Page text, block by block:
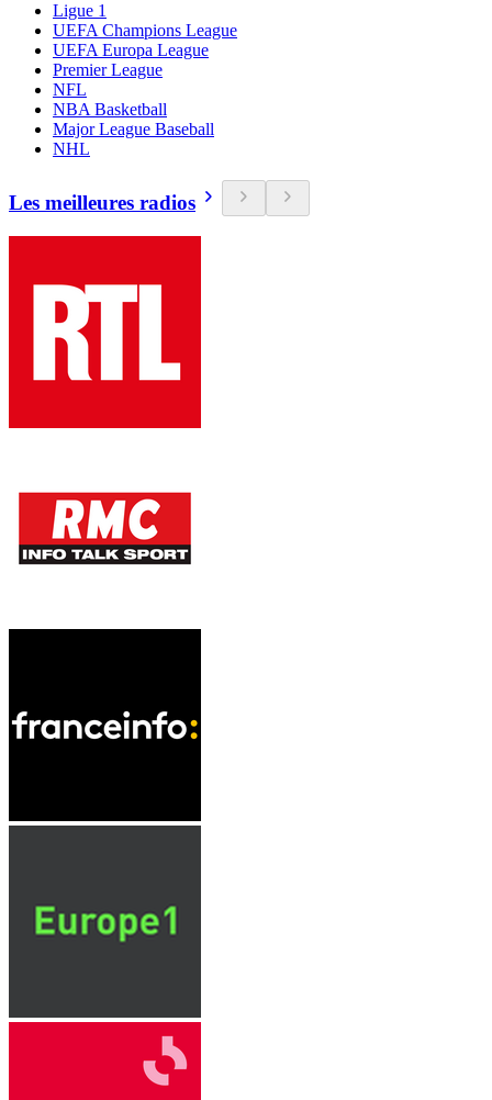
Ligue 1
UEFA Champions League
UEFA Europa League
Premier League
NFL
NBA Basketball
Major League Baseball
NHL
Les meilleures radios